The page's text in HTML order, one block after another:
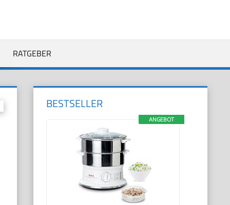
RATGEBER
BESTSELLER
ANGEBOT